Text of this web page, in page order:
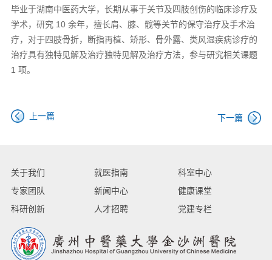
毕业于湖南中医药大学，长期从事于关节及四肢创伤的临床诊疗及
学术，研究 10 余年，擅长肩、膝、髋等关节的保守治疗及手术治
疗，对于四肢骨折，断指再植、矫形、骨外露、类风湿疾病诊疗的
治疗具有独特见解及治疗独特见解及治疗方法，参与研究相关课题
1 项。
上一篇 下一篇
关于我们 就医指南
科室中心
专家团队
新闻中心
健康课堂
科研创新
人才招聘 党建专栏